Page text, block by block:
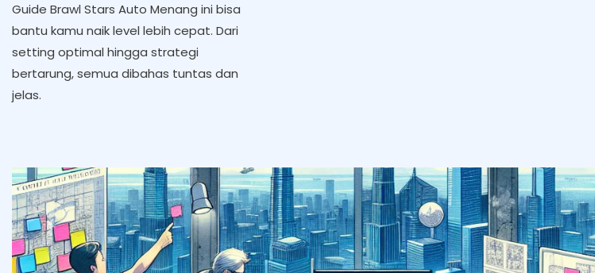
Guide Brawl Stars Auto Menang ini bisa
bantu kamu naik level lebih cepat. Dari
setting optimal hingga strategi
bertarung, semua dibahas tuntas dan
jelas.